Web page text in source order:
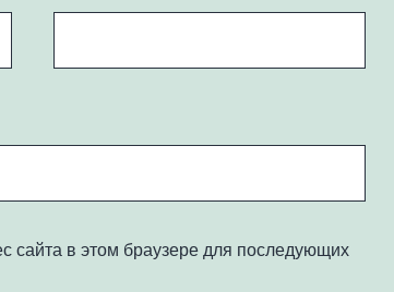
сайта в этом браузере для последующих